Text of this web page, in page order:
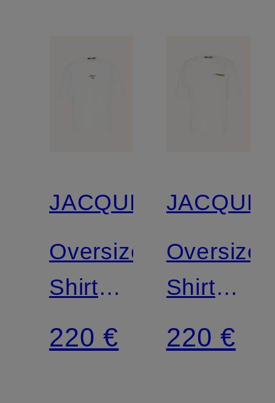
Seide
JACQUEMUS
Oversized-
Shirt
LE T-
SHIRT
220 €
Shirt
LE T-
SHIRT
220 €